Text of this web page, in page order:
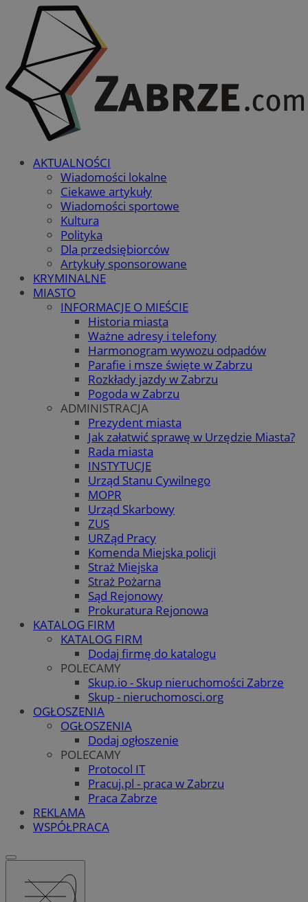
AKTUALNOŚCI
Wiadomości lokalne
Ciekawe artykuły
Wiadomości sportowe
Kultura
Polityka
Dla przedsiębiorców
Artykuły sponsorowane
KRYMINALNE
MIASTO
INFORMACJE O MIEŚCIE
Historia miasta
Ważne adresy i telefony
Harmonogram wywozu odpadów
Parafie i msze święte w Zabrzu
Rozkłady jazdy w Zabrzu
Pogoda w Zabrzu
ADMINISTRACJA
Prezydent miasta
Jak załatwić sprawę w Urzędzie Miasta?
Rada miasta
INSTYTUCJE
Urząd Stanu Cywilnego
MOPR
Urząd Skarbowy
ZUS
URZąd Pracy
Komenda Miejska policji
Straż Miejska
Straż Pożarna
Sąd Rejonowy
Prokuratura Rejonowa
KATALOG FIRM
KATALOG FIRM
Dodaj firmę do katalogu
POLECAMY
Skup.io - Skup nieruchomości Zabrze
Skup - nieruchomosci.org
OGŁOSZENIA
OGŁOSZENIA
Dodaj ogłoszenie
POLECAMY
Protocol IT
Pracuj.pl - praca w Zabrzu
Praca Zabrze
REKLAMA
WSPÓŁPRACA